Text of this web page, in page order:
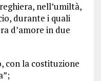
nell’umiltà,
durante i quali
d’amore in due
con la costituzione